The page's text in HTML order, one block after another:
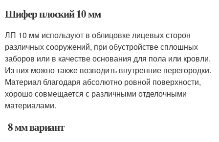
Шифер плоский 10 мм
ЛП 10 мм используют в облицовке лицевых сторон
различных сооружений, при обустройстве сплошных
заборов или в качестве основания для пола или кровли.
Из них можно также возводить внутренние перегородки.
Материал благодаря абсолютно ровной поверхности,
хорошо совмещается с различными отделочными
материалами.
8 мм вариант